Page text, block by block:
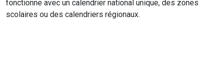
fonctionne avec un calendrier national unique, des zones
scolaires ou des calendriers régionaux.